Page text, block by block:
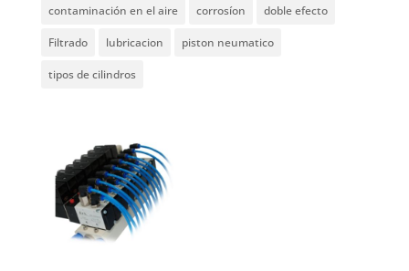
contaminación en el aire corrosíon doble efecto
Filtrado lubricacion piston neumatico
tipos de cilindros